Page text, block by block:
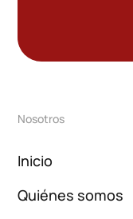
Nosotros
Inicio
Quiénes somos